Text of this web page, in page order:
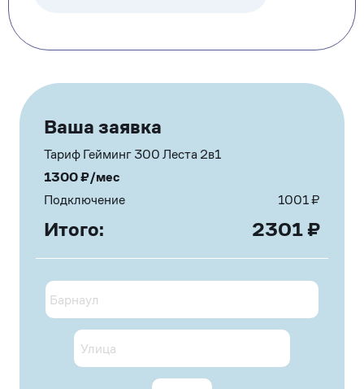
Ваша заявка
Тариф Гейминг 300 Леста 2в1
1300₽/мес
Подключение
1001₽
Итого: 2301 ₽